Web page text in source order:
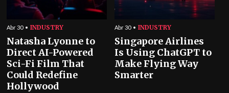
Abr 30 INDUSTRY
Natasha Lyonne to
Direct AI-Powered
Sci-Fi Film That
Could Redefine
Hollywood
Abr 30 INDUSTRY
Singapore Airlines
Is Using ChatGPT to
Make Flying Way
Smarter